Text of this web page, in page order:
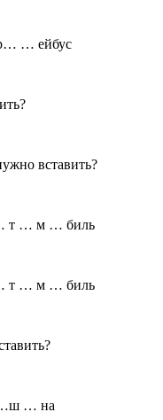
… ейбус
вставить?
… т … м … биль
… т … м … биль
… на